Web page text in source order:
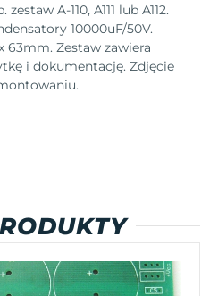
A-110, A111 lub A112.
10000uF/50V.
63mm. Zestaw zawiera
i dokumentację. Zdjęcie